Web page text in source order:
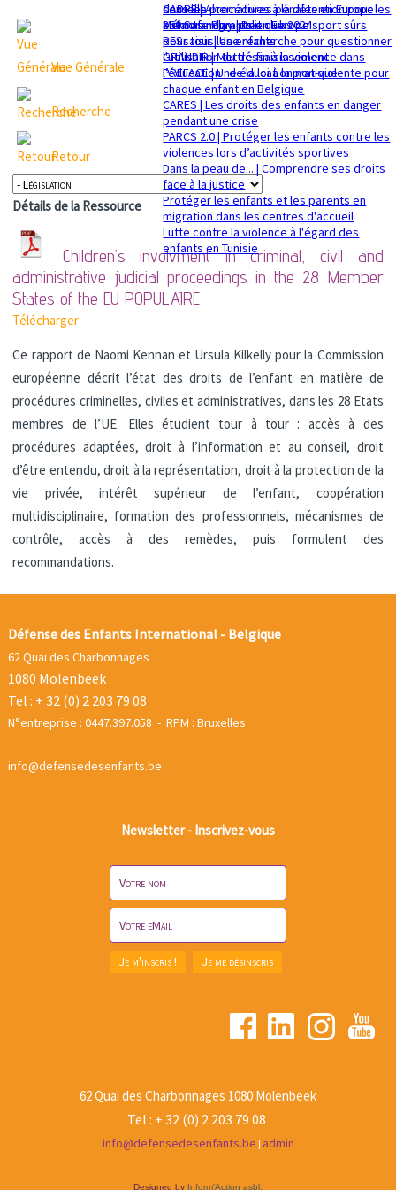
sexuelle
Mémorandum politique 2024
dans les procédures pénales en Europe
360 Safe Play | Des clubs de sport sûrs
pour tous les enfants
GRANDIR | Mettre fin à la violence dans
l’éducation : de la loi à la pratique
CADRE | Alternatives à la détention pour les
enfants migrants en Europe
RESsaisir | Une recherche pour questionner
l'utilisation du déssaisissement
PREFACE | Une éducation non-violente pour
chaque enfant en Belgique
CARES | Les droits des enfants en danger
pendant une crise
PARCS 2.0 | Protéger les enfants contre les
violences lors d’activités sportives
Dans la peau de... | Comprendre ses droits
face à la justice
Protéger les enfants et les parents en
migration dans les centres d'accueil
Lutte contre la violence à l'égard des
enfants en Tunisie
Vue Générale
Recherche
Retour
Détails de la Ressource
Children’s involvment in criminal, civil and
administrative judicial proceedings in the 28 Member
States of the EUPOPULAIRE
Télécharger
Ce rapport de Naomi Kennan et Ursula Kilkelly pour la Commission
européenne décrit l’état des droits de l’enfant en matière de
procédures criminelles, civiles et administratives, dans les 28 Etats
membres de l’UE. Elles étudient tour à tour : accès à des
procédures adaptées, droit à l’information et au conseil, droit
d’être entendu, droit à la représentation, droit à la protection de la
vie privée, intérêt supérieur de l’enfant, coopération
multidisciplinaire, formation des professionnels, mécanismes de
contrôle, accès à des remèdes, puis formulent des
recommandations.
Défense des Enfants International - Belgique
62 Quai des Charbonnages
1080 Molenbeek
Tel : + 32 (0) 2 203 79 08
N°entreprise : 0447.397.058 - RPM : Bruxelles
info@defensedesenfants.be
Newsletter - Inscrivez-vous
62 Quai des Charbonnages 1080 Molenbeek
Tel : + 32 (0) 2 203 79 08
info@defensedesenfants.be admin
Designed by Inform'Action asbl .